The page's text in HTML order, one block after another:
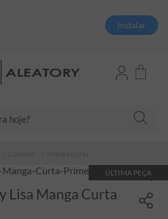
Instalar
ÚLTIMA PEÇA
Lisa Manga Curta
camisas polo
camiseta listrada
boné